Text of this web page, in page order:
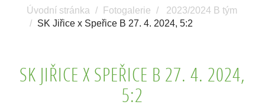
Úvodní stránka Fotogalerie
2023/2024 B tým
SK Jiřice x Speřice B 27. 4. 2024, 5:2
SK JIŘICE X SPEŘICE B 27. 4. 2024,
5:2